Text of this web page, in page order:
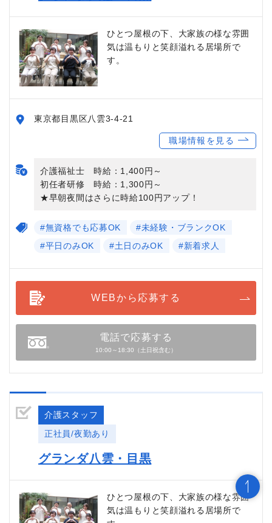
ひとつ屋根の下、大家族の様な雰囲
気は温もりと笑顔溢れる居場所で
す。
東京都目黒区八雲3-4-21
職場情報を見る
介護福祉士 時給：1,400円～
初任者研修 時給：1,300円～
★早朝夜間はさらに時給100円アップ！
#無資格でも応募OK
#未経験・ブランクOK
#平日のみOK
#土日のみOK #新着求人
WEBから応募する
電話で応募する
10:00～18:30（土日祝含む）
介護スタッフ
正社員/夜勤あり
グランダ八雲・目黒
ひとつ屋根の下、大家族の様な雰囲
気は温もりと笑顔溢れる居場所で